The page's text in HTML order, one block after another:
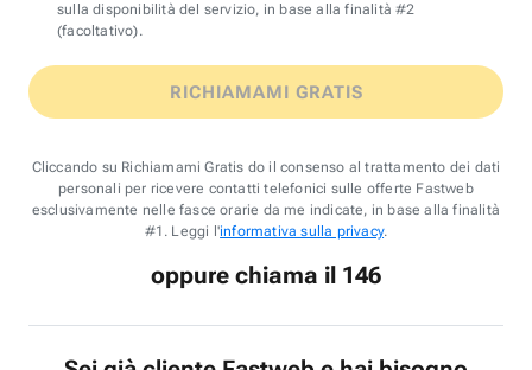
sulla disponibilità del servizio, in base alla finalità #2
(facoltativo).
RICHIAMAMI GRATIS
Cliccando su Richiamami Gratis do il consenso al trattamento dei dati
personali per ricevere contatti telefonici sulle offerte Fastweb
esclusivamente nelle fasce orarie da me indicate, in base alla finalità
#1. Leggi l'informativa sulla privacy.
oppure chiama il 146